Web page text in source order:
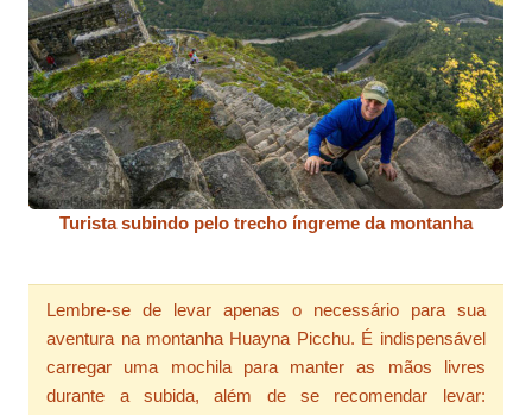
Turista subindo pelo trecho íngreme da montanha
Lembre-se de levar apenas o necessário para sua
aventura na montanha Huayna Picchu. É indispensável
carregar uma mochila para manter as mãos livres
durante a subida, além de se recomendar levar: